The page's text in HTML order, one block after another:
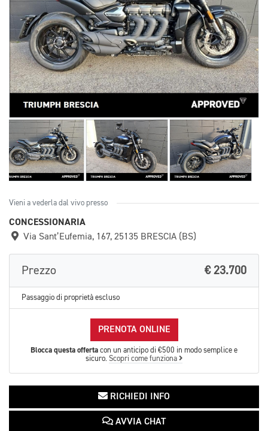
Vieni a vederla dal vivo presso
CONCESSIONARIA
Via Sant’Eufemia, 167, 25135 BRESCIA (BS)
Prezzo € 23.700
Passaggio di proprietà escluso
PRENOTA ONLINE
Blocca questa offerta con un anticipo di €500 in modo semplice e
sicuro. Scopri come funziona
RICHIEDI INFO
AVVIA CHAT